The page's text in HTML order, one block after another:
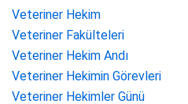
Veteriner Hekim
Veteriner Fakülteleri
Veteriner Hekim Andı
Veteriner Hekimin Görevleri
Veteriner Hekimler Günü